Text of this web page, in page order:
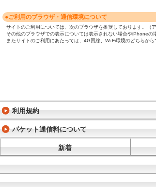
●ご利用のブラウザ・通信環境について
サイトのご利用については、次のブラウザを推奨しております。
その他のブラウザでの表示については表示されない場合やiPhoneの
またサイトのご利用にあたっては、4G回線、Wi-Fi環境のどちらか
利用規約
パケット通信料について
新着